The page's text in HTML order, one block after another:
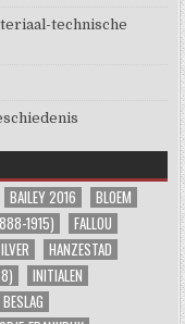
technische
BAILEY 2016
BLOEM
1915)
FALLOU
HANZESTAD
INITIALEN